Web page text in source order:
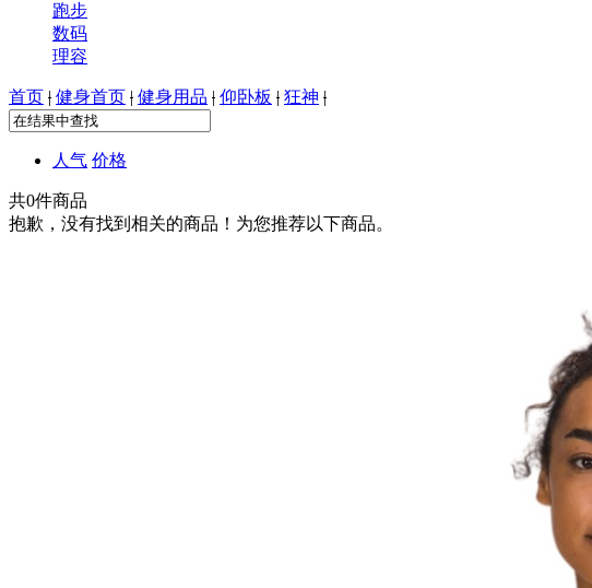
跑步
数码
理容
首页 | 健身首页 | 健身用品 | 仰卧板 | 狂神 |
人气 价格
共0件商品
抱歉，没有找到相关的商品！为您推荐以下商品。